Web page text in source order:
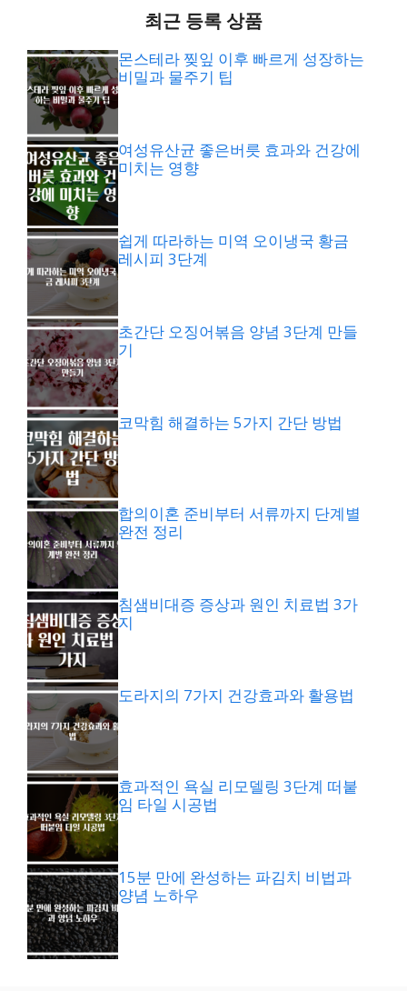
최근 등록 상품
몬스테라 찢잎 이후 빠르게 성장하는
비밀과 물주기 팁
여성유산균 좋은버릇 효과와 건강에
미치는 영향
쉽게 따라하는 미역 오이냉국 황금
레시피 3단계
초간단 오징어볶음 양념 3단계 만들
기
코막힘 해결하는 5가지 간단 방법
합의이혼 준비부터 서류까지 단계별
완전 정리
침샘비대증 증상과 원인 치료법 3가
지
도라지의 7가지 건강효과와 활용법
효과적인 욕실 리모델링 3단계 떠붙
임 타일 시공법
15분 만에 완성하는 파김치 비법과
양념 노하우